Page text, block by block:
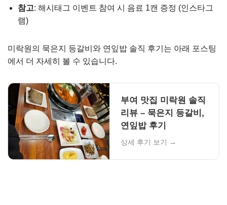
참고: 해시태그 이벤트 참여 시 음료 1캔 증정 (인스타그
램)
미락원의 묵은지 등갈비와 연잎밥 솔직 후기는 아래 포스팅
에서 더 자세히 볼 수 있습니다.
부여 맛집 미락원 솔직
리뷰 – 묵은지 등갈비,
연잎밥 후기
상세 후기 보기 →